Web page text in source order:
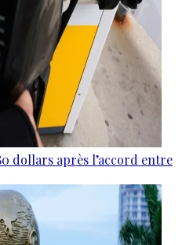
dollars après l’accord entre